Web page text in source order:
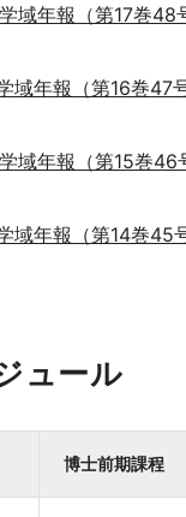
域年報（第17巻48
域年報（第16巻47号
域年報（第15巻46
域年報（第14巻45号
ュール
博士前期課程